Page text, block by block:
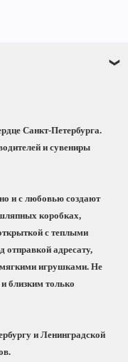
чем на 2/3,
срезанных
к Вашему
сквозняков
забывайте
не реже 1 раза в
воду 1 раз в 2-3
Санкт-Петербурга.
и сувениры
и с любовью создают
коробках,
с теплыми
адресату,
игрушками. Не
близким только
и Ленинградской